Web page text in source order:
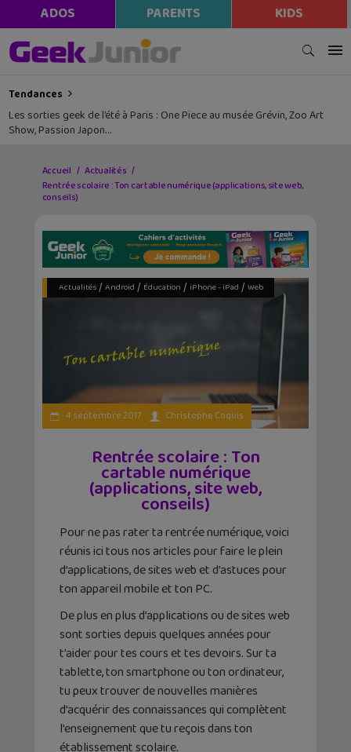
ADOS PARENTS KIDS
Tendances
Les sorties geek de l’été à Paris : One Piece au musée Grévin, Zoo Art
Show, Passion Japon…
Accueil
Actualités
Rentrée scolaire : Ton cartable numérique (applications, site web,
conseils)
Actualités/ Android / Éducation / iPhone - iPad / Web
4 septembre 2017 Christophe Coquis
Rentrée scolaire : Ton
cartable numérique
(applications, site web,
conseils)
Pour ne pas rater ta rentrée numérique, voici
réunis ici tous nos articles pour faire le plein
d’applications, de sites web et d’astuces pour
ton appareil mobile et ton PC.
De plus en plus d’applications ou de sites web
sont sorties depuis quelques années pour
t’aider pour tes cours et tes devoirs. Sur ta
tablette, ton smartphone ou ton ordinateur,
tu peux trouver de nouvelles manières
d’acquérir des connaissances qui complètent
l’enseignement que tu reçois dans ton
établissement scolaire.